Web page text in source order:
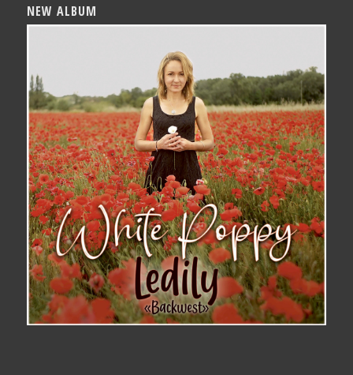
NEW ALBUM